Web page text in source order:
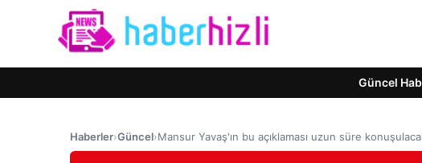
Güncel
Haberler›Güncel›Mansur Yavaş'ın bu açıklaması uzun süre